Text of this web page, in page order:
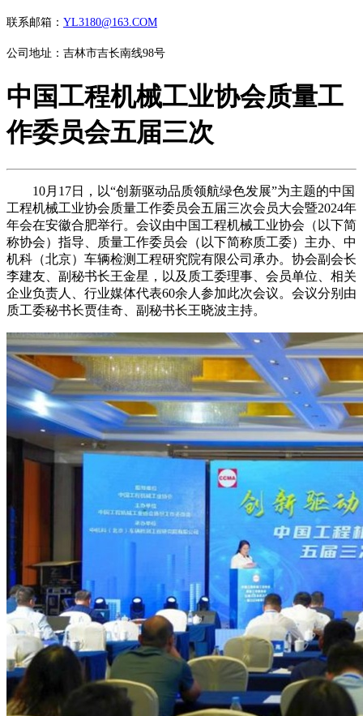
联系邮箱： YL3180@163.COM
公司地址：吉林市吉长南线98号
中国工程机械工业协会质量工
作委员会五届三次
10月17日，以“创新驱动品质领航绿色发展”为主题的中国
工程机械工业协会质量工作委员会五届三次会员大会暨2024年
年会在安徽合肥举行。会议由中国工程机械工业协会（以下简
称协会）指导、质量工作委员会（以下简称质工委）主办、中
机科（北京）车辆检测工程研究院有限公司承办。协会副会长
李建友、副秘书长王金星，以及质工委理事、会员单位、相关
企业负责人、行业媒体代表60余人参加此次会议。会议分别由
质工委秘书长贾佳奇、副秘书长王晓波主持。